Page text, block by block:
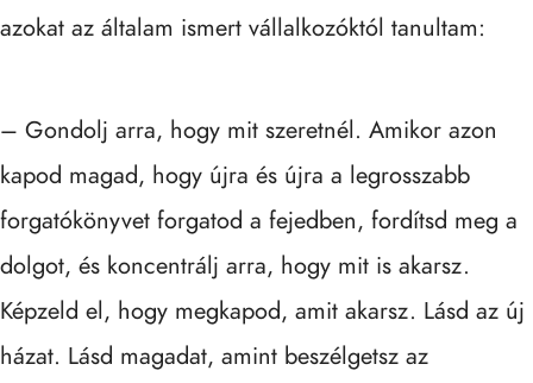
azokat az általam ismert vállalkozóktól tanultam:
– Gondolj arra, hogy mit szeretnél. Amikor azon
kapod magad, hogy újra és újra a legrosszabb
forgatókönyvet forgatod a fejedben, fordítsd meg a
dolgot, és koncentrálj arra, hogy mit is akarsz.
Képzeld el, hogy megkapod, amit akarsz. Lásd az új
házat. Lásd magadat, amint beszélgetsz az